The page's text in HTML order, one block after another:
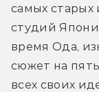
самых
студий
время Ода,
сюжет на
всех своих